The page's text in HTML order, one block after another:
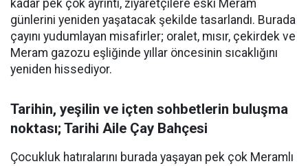
kadar pek çok ayrıntı, ziyaretçilere eski Meram
günlerini yeniden yaşatacak şekilde tasarlandı. Burada
çayını yudumlayan misafirler; oralet, mısır, çekirdek ve
Meram gazozu eşliğinde yıllar öncesinin sıcaklığını
yeniden hissediyor.
Tarihin, yeşilin ve içten sohbetlerin buluşma
noktası; Tarihi Aile Çay Bahçesi
Çocukluk hatıralarını burada yaşayan pek çok Meramlı